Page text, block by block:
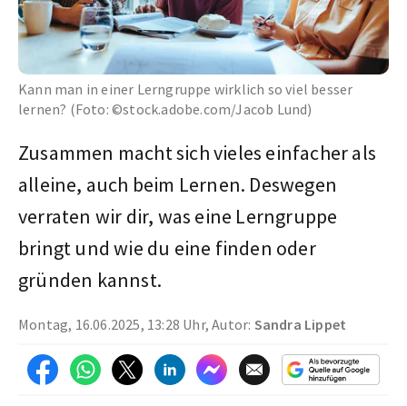
Kann man in einer Lerngruppe wirklich so viel besser
lernen? (Foto: ©stock.adobe.com/Jacob Lund)
Zusammen macht sich vieles einfacher als
alleine, auch beim Lernen. Deswegen
verraten wir dir, was eine Lerngruppe
bringt und wie du eine finden oder
gründen kannst.
Montag, 16.06.2025, 13:28 Uhr, Autor: Sandra Lippet